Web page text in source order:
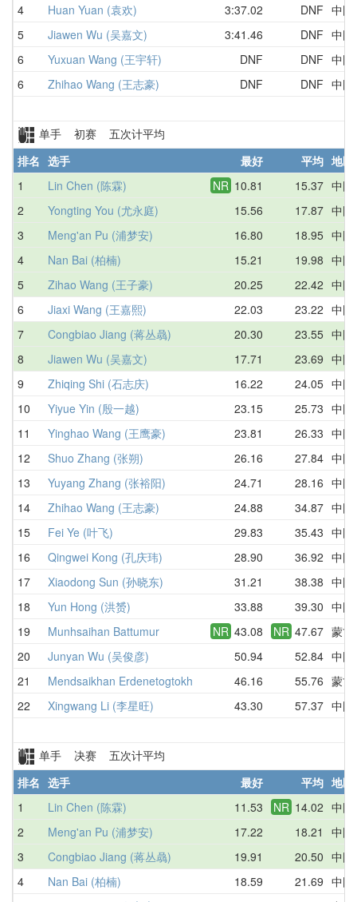
4
Huan Yuan (袁欢) 3:37.02 DNF 中国
5
Jiawen Wu (吴嘉文) 3:41.46 DNF 中国
6
Yuxuan Wang (王宇轩) DNF DNF 中国
6
Zhihao Wang (王志豪) DNF DNF 中国
单手 初赛 五次计平均
排名 选手 最好 平均 地区
1
Lin Chen (陈霖) NR 10.81 15.37 中国
2
Yongting You (尤永庭) 15.56 17.87 中国
3
Meng'an Pu (浦梦安) 16.80 18.95 中国
4
Nan Bai (柏楠) 15.21 19.98 中国
5
Zihao Wang (王子豪) 20.25 22.42 中国
6
Jiaxi Wang (王嘉熙) 22.03 23.22 中国
7
Congbiao Jiang (蒋丛骉) 20.30 23.55 中国
8
Jiawen Wu (吴嘉文) 17.71 23.69 中国
9
Zhiqing Shi (石志庆) 16.22 24.05 中国
10
Yiyue Yin (殷一越) 23.15 25.73 中国
11
Yinghao Wang (王鹰豪) 23.81 26.33 中国
12
Shuo Zhang (张朔) 26.16 27.84 中国
13
Yuyang Zhang (张裕阳) 24.71 28.16 中国
14
Zhihao Wang (王志豪) 24.88 34.87 中国
15
Fei Ye (叶飞) 29.83 35.43 中国
16
Qingwei Kong (孔庆玮) 28.90 36.92 中国
17
Xiaodong Sun (孙晓东) 31.21 38.38 中国
18
Yun Hong (洪赟) 33.88 39.30 中国
19
Munhsaihan Battumur NR 43.08 NR 47.67 蒙古
20
Junyan Wu (吴俊彦) 50.94 52.84 中国
21
Mendsaikhan Erdenetogtokh 46.16 55.76 蒙古
22
Xingwang Li (李星旺) 43.30 57.37 中国
单手 决赛 五次计平均
排名 选手 最好 平均 地区
1
Lin Chen (陈霖) 11.53 NR 14.02 中国
2
Meng'an Pu (浦梦安) 17.22 18.21
中国
3
Congbiao Jiang (蒋丛骉) 19.91 20.50 中国
4
Nan Bai (柏楠) 18.59 21.69 中国